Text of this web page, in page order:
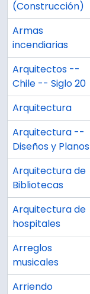
(Construcción)
Armas
incendiarias
Arquitectos --
Chile -- Siglo 20
Arquitectura
Arquitectura --
Diseños y Planos
Arquitectura de
Bibliotecas
Arquitectura de
hospitales
Arreglos
musicales
Arriendo